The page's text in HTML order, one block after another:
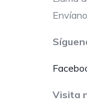
Visita